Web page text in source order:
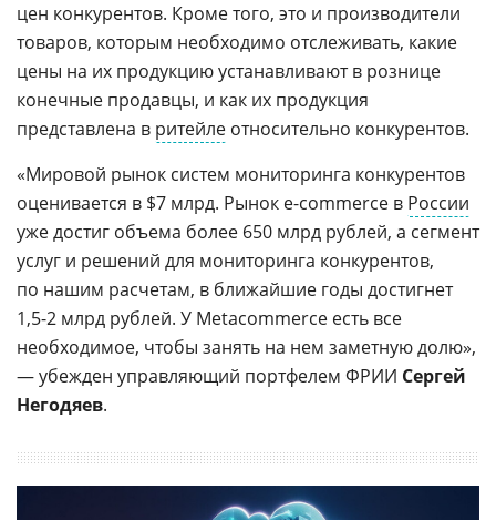
цен конкурентов. Кроме того, это и производители
товаров, которым необходимо отслеживать, какие
цены на их продукцию устанавливают в рознице
конечные продавцы, и как их продукция
представлена в ритейле относительно конкурентов.
«Мировой рынок систем мониторинга конкурентов
оценивается в $7 млрд. Рынок e-commerce в России
уже достиг объема более 650 млрд рублей, а сегмент
услуг и решений для мониторинга конкурентов,
по нашим расчетам, в ближайшие годы достигнет
1,5-2 млрд рублей. У Metacommerce есть все
необходимое, чтобы занять на нем заметную долю»,
— убежден управляющий портфелем ФРИИ Сергей
Негодяев.